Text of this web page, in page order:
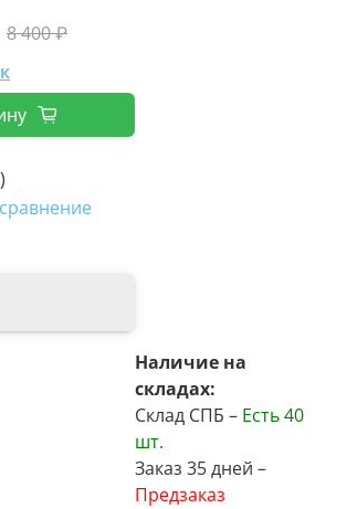
8 400 ₽
Наличие на
складах:
Склад СПБ – Есть 40
шт.
Заказ 35 дней –
Предзаказ